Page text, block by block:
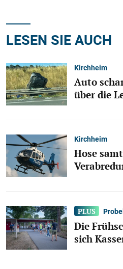
LESEN SIE AUCH
Kirchheim
Auto
über die
Kirchheim
Hose
Die
sich